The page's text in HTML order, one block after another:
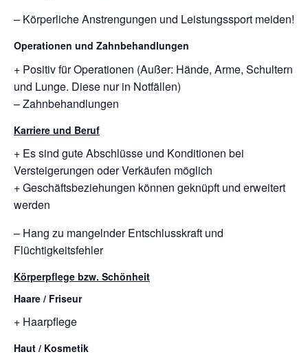
– Körperliche Anstrengungen und Leistungssport meiden!
Operationen und Zahnbehandlungen
+ Positiv für Operationen (Außer: Hände, Arme, Schultern
und Lunge. Diese nur in Notfällen)
– Zahnbehandlungen
Karriere und Beruf
+ Es sind gute Abschlüsse und Konditionen bei
Versteigerungen oder Verkäufen möglich
+ Geschäftsbeziehungen können geknüpft und erweitert
werden
– Hang zu mangelnder Entschlusskraft und
Flüchtigkeitsfehler
Körperpflege bzw. Schönheit
Haare / Friseur
+ Haarpflege
Haut / Kosmetik